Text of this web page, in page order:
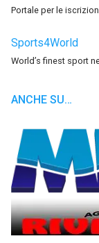
Portale per le
Sports4World
World’s finest sport
ANCHE SU…